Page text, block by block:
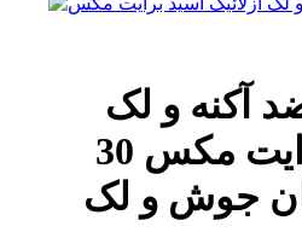
آکنه و لک
آزلائیک اسید برایت مکس 30
جوش و لک